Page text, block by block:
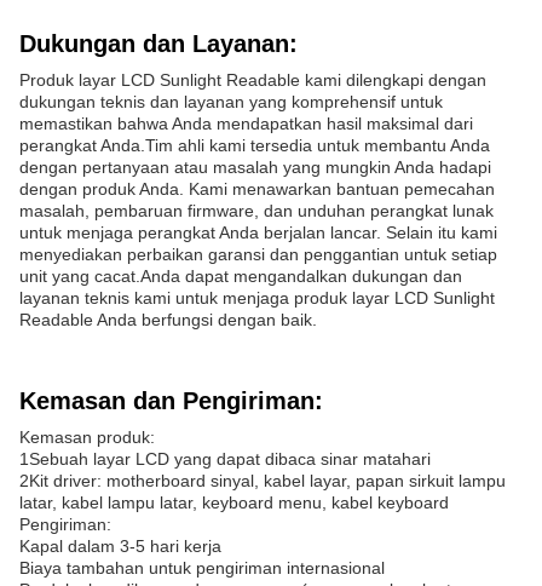
Dukungan dan Layanan:
Produk layar LCD Sunlight Readable kami dilengkapi dengan
dukungan teknis dan layanan yang komprehensif untuk
memastikan bahwa Anda mendapatkan hasil maksimal dari
perangkat Anda.Tim ahli kami tersedia untuk membantu Anda
dengan pertanyaan atau masalah yang mungkin Anda hadapi
dengan produk Anda. Kami menawarkan bantuan pemecahan
masalah, pembaruan firmware, dan unduhan perangkat lunak
untuk menjaga perangkat Anda berjalan lancar. Selain itu kami
menyediakan perbaikan garansi dan penggantian untuk setiap
unit yang cacat.Anda dapat mengandalkan dukungan dan
layanan teknis kami untuk menjaga produk layar LCD Sunlight
Readable Anda berfungsi dengan baik.
Kemasan dan Pengiriman:
Kemasan produk:
1Sebuah layar LCD yang dapat dibaca sinar matahari
2Kit driver: motherboard sinyal, kabel layar, papan sirkuit lampu
latar, kabel lampu latar, keyboard menu, kabel keyboard
Pengiriman:
Kapal dalam 3-5 hari kerja
Biaya tambahan untuk pengiriman internasional